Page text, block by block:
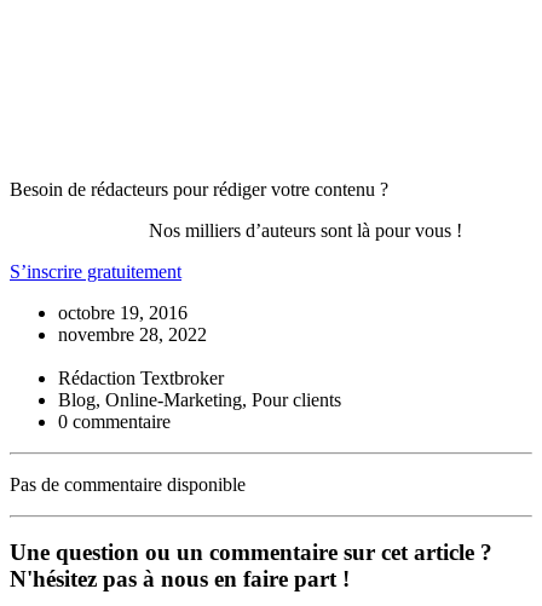
Besoin de rédacteurs pour rédiger votre contenu ?
Nos milliers d’auteurs sont là pour vous !
S’inscrire gratuitement
octobre 19, 2016
novembre 28, 2022
Rédaction Textbroker
Blog, Online-Marketing, Pour clients
0 commentaire
Pas de commentaire disponible
Une question ou un commentaire sur cet article ?
N'hésitez pas à nous en faire part !